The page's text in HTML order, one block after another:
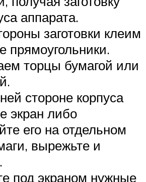
аппарата.
заготовки клеим
прямоугольники.
торцы бумагой или
стороне корпуса
экран либо
его на отдельном
вырежьте и
под экраном нужные